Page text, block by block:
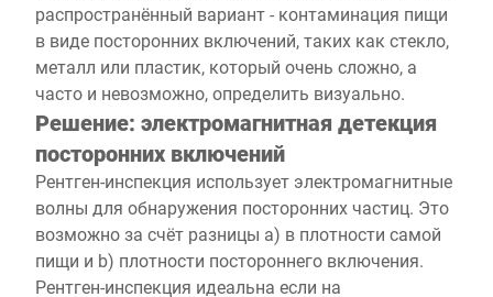
распространённый вариант - контаминация пищи
в виде посторонних включений, таких как стекло,
металл или пластик, который очень сложно, а
часто и невозможно, определить визуально.
Решение: электромагнитная детекция
посторонних включений
Рентген-инспекция использует электромагнитные
волны для обнаружения посторонних частиц. Это
возможно за счёт разницы a) в плотности самой
пищи и b) плотности постороннего включения.
Рентген-инспекция идеальна если на